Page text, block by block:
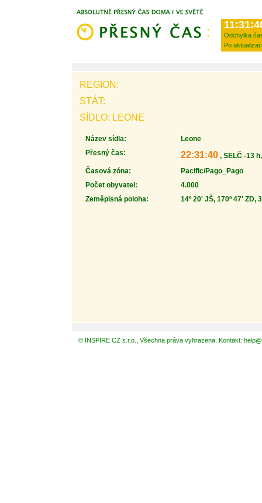
Odchylka
Po
REGION:
STÁT:
SÍDLO: LEONE
Název sídla:
Leone
Přesný čas:
22:31:40 , SELČ -13
Časová zóna:
Pacific/Pago_Pago
Počet obyvatel:
4.000
Zeměpisná poloha:
14º 20' JŠ, 170º 47' ZD,
© INSPIRE CZ s.r.o., Všechna práva vyhrazena. Kontakt: